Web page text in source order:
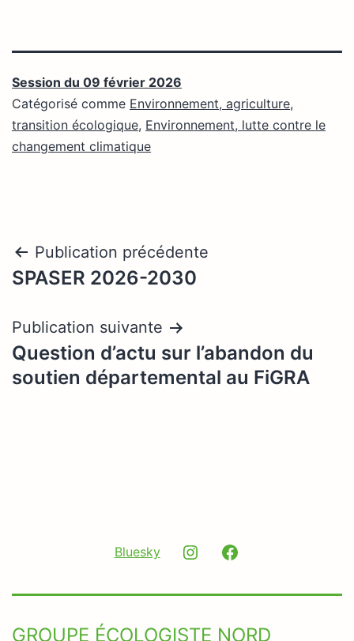
Session du 09 février 2026
Catégorisé comme Environnement, agriculture,
transition écologique, Environnement, lutte contre le
changement climatique
Navigation
de
l’article
Publication précédente
SPASER 2026-2030
Publication suivante
Question d’actu sur l’abandon du
soutien départemental au FiGRA
Bluesky Instagram
GROUPE ÉCOLOGISTE NORD